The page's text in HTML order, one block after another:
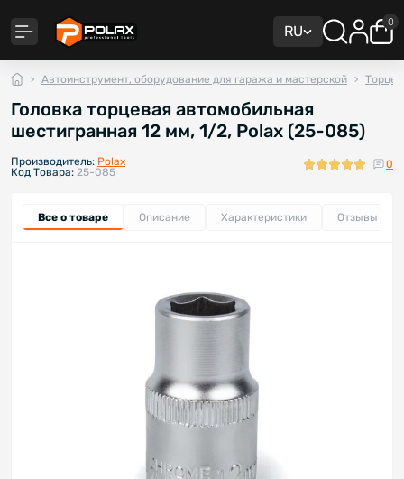
RU
0
Автоинструмент, оборудование для гаража и мастерской
Головка торцевая автомобильная
шестигранная 12 мм, 1/2, Polax (25-085)
Производитель: Polax
Код Товара: 25-085
0
Все о товаре Описание Характеристики Отзывы